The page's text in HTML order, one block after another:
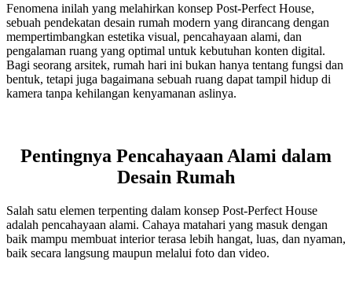
Fenomena inilah yang melahirkan konsep Post-Perfect House,
sebuah pendekatan desain rumah modern yang dirancang dengan
mempertimbangkan estetika visual, pencahayaan alami, dan
pengalaman ruang yang optimal untuk kebutuhan konten digital.
Bagi seorang arsitek, rumah hari ini bukan hanya tentang fungsi dan
bentuk, tetapi juga bagaimana sebuah ruang dapat tampil hidup di
kamera tanpa kehilangan kenyamanan aslinya.
Pentingnya Pencahayaan Alami dalam
Desain Rumah
Salah satu elemen terpenting dalam konsep Post-Perfect House
adalah pencahayaan alami. Cahaya matahari yang masuk dengan
baik mampu membuat interior terasa lebih hangat, luas, dan nyaman,
baik secara langsung maupun melalui foto dan video.